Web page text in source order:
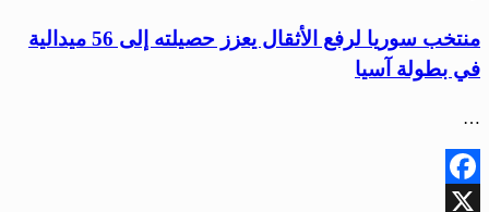
منتخب سوريا لرفع الأثقال يعزز حصيلته إلى 56 ميدالية
في بطولة آسيا
…
Facebook